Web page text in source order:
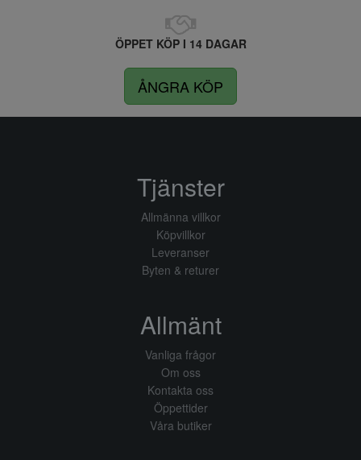
ÖPPET KÖP I 14 DAGAR
ÅNGRA KÖP
Tjänster
Allmänna villkor
Köpvillkor
Leveranser
Byten & returer
Allmänt
Vanliga frågor
Om oss
Kontakta oss
Öppettider
Våra butiker